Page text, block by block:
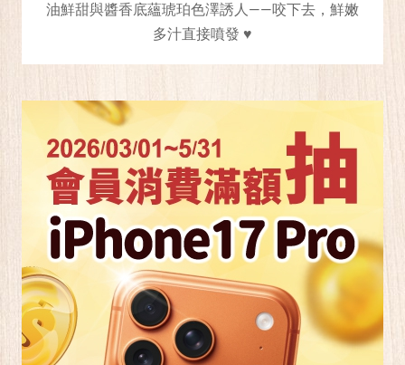
油鮮甜與醬香底蘊琥珀色澤誘人——咬下去，鮮嫩
多汁直接噴發 ♥️